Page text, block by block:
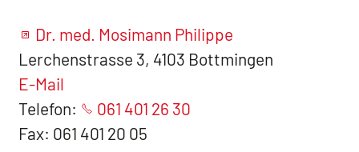
Dr. med. Mosimann Philippe
Lerchenstrasse 3, 4103 Bottmingen
E-Mail
Telefon:
061 401 26 30
Fax: 061 401 20 05